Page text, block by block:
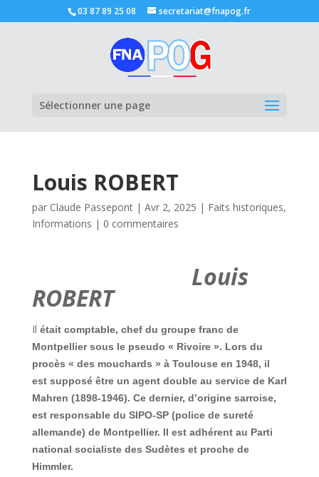
03 87 89 25 08 secretariat@fnapog.fr
Sélectionner une page
Louis ROBERT
par Claude Passepont| Avr 2, 2025 | Faits historiques,
Informations | 0 commentaires
Louis
ROBERT
Il était comptable, chef du groupe franc de
Montpellier sous le pseudo « Rivoire ». Lors du
procès « des mouchards » à Toulouse en 1948, il
est supposé être un agent double au service de Karl
Mahren (1898-1946). Ce dernier, d’origine sarroise,
est responsable du SIPO-SP (police de sureté
allemande) de Montpellier. Il est adhérent au Parti
national socialiste des Sudètes et proche de
Himmler.